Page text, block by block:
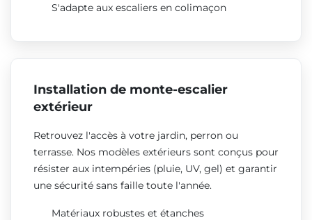
S'adapte aux escaliers en colimaçon
Installation de monte-escalier
extérieur
Retrouvez l'accès à votre jardin, perron ou
terrasse. Nos modèles extérieurs sont conçus pour
résister aux intempéries (pluie, UV, gel) et garantir
une sécurité sans faille toute l'année.
Matériaux robustes et étanches